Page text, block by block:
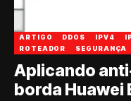
ARTIGO DDOS IPV4
ROTEADOR
SEGURANÇA
Aplicando
borda Huawei